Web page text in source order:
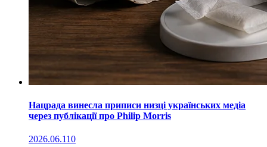
Нацрада винесла приписи низці українських медіа
через публікації про Philip Morris
2026.06.110